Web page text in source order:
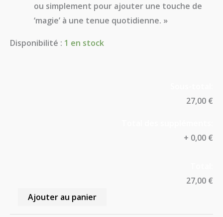
ou simplement pour ajouter une touche de
‘magie’ à une tenue quotidienne. »
Disponibilité : 1 en stock
27,00 €
+ 0,00 €
27,00 €
Ajouter au panier